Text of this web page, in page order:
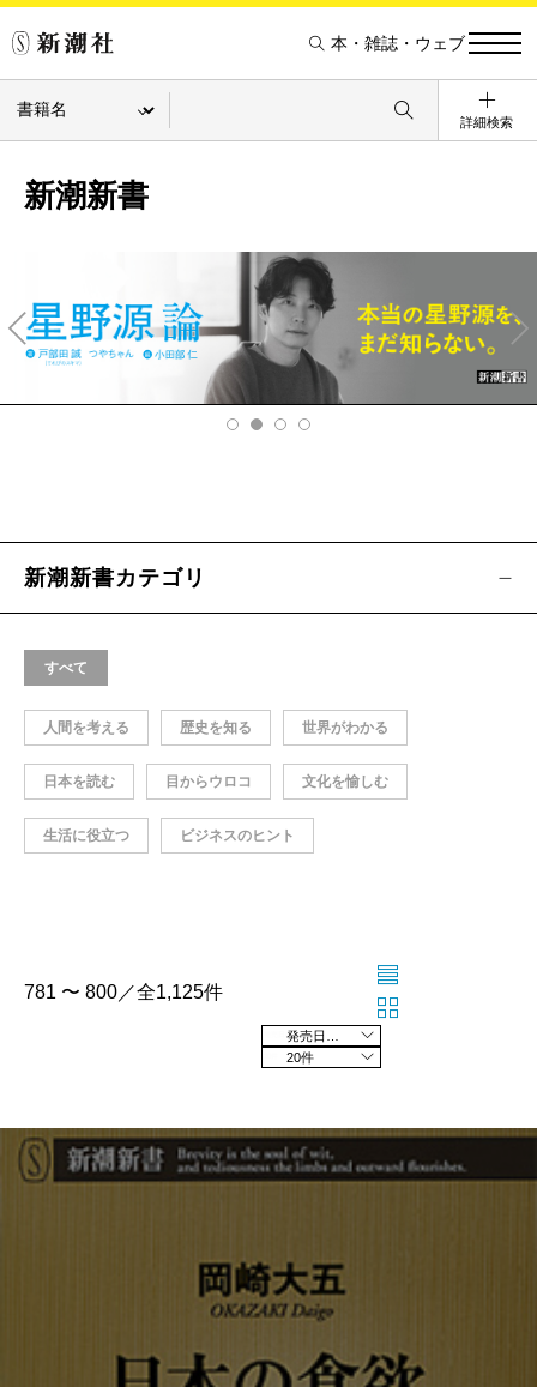
本・雑誌・ウェブ
詳細検索
新潮新書
v
Ne
xt
新潮新書カテゴリ
すべて
人間を考える 歴史を知る 世界がわかる
日本を読む 目からウロコ 文化を愉しむ
生活に役立つ ビジネスのヒント
781 〜 800／全1,125件
20件